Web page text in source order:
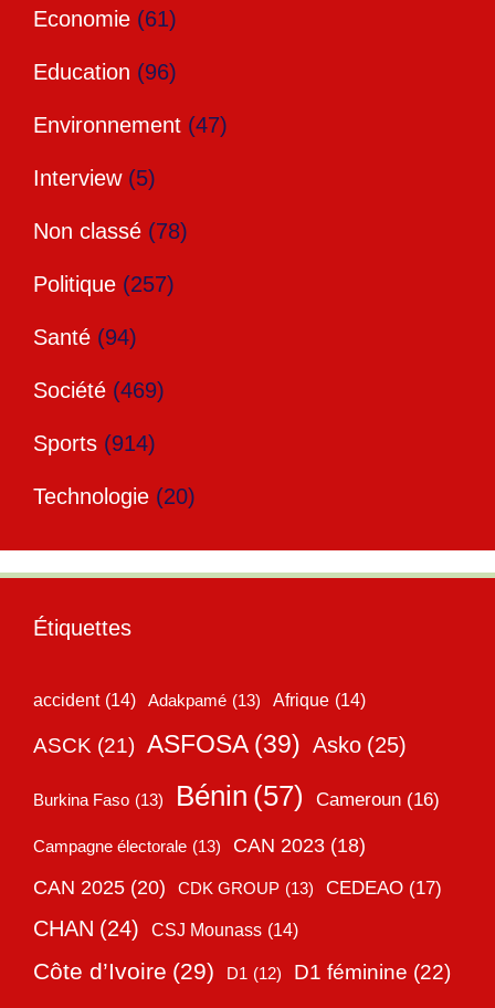
Economie (61)
Education (96)
Environnement (47)
Interview(5)
Non classé (78)
Politique (257)
Santé (94)
Société (469)
Sports (914)
Technologie (20)
Étiquettes
accident (14) Adakpamé (13) Afrique (14)
ASCK (21) ASFOSA (39) Asko (25)
Burkina Faso (13) Bénin (57) Cameroun (16)
Campagne électorale (13) CAN 2023 (18)
CAN 2025 (20) CDK GROUP (13) CEDEAO (17)
CHAN (24) CSJ Mounass (14)
Côte d’Ivoire (29) D1 (12) D1 féminine (22)